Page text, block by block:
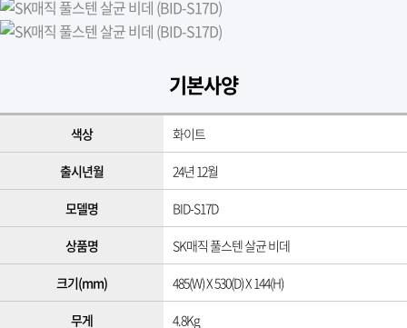
기본사양
색상 화이트
출시년월 24년 12월
모델명 BID-S17D
상품명 SK매직 풀스텐 살균 비데
크기(mm) 485(W) X 530(D) X 144(H)
무게 4.8Kg